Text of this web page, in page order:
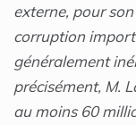
externe, pour
corruption
généralement
précisément, M.
au moins 60